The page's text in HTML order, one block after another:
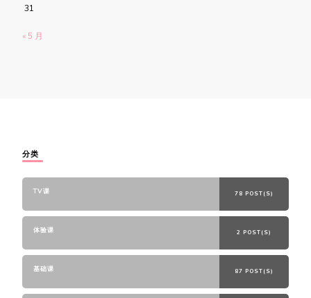
31
« 5 月
分类
TV课 78 POST(S)
体验课 2 POST(S)
基础课 87 POST(S)